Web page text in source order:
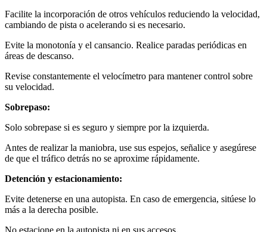
Facilite la incorporación de otros vehículos reduciendo la velocidad,
cambiando de pista o acelerando si es necesario.
Evite la monotonía y el cansancio. Realice paradas periódicas en
áreas de descanso.
Revise constantemente el velocímetro para mantener control sobre
su velocidad.
Sobrepaso:
Solo sobrepase si es seguro y siempre por la izquierda.
Antes de realizar la maniobra, use sus espejos, señalice y asegúrese
de que el tráfico detrás no se aproxime rápidamente.
Detención y estacionamiento:
Evite detenerse en una autopista. En caso de emergencia, sitúese lo
más a la derecha posible.